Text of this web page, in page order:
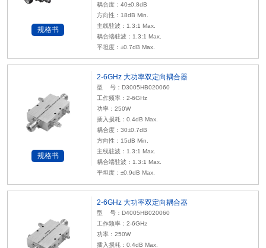
规格书
耦合度：40±0.8dB
方向性：18dB Min.
主线驻波：1.3:1 Max.
耦合端驻波：1.3:1 Max.
平坦度：±0.7dB Max.
规格书
2-6GHz 大功率双定向耦合器
型 号：D3005HB020060
工作频率：2-6GHz
功率：250W
插入损耗：0.4dB Max.
耦合度：30±0.7dB
方向性：15dB Min.
主线驻波：1.3:1 Max.
耦合端驻波：1.3:1 Max.
平坦度：±0.9dB Max.
2-6GHz 大功率双定向耦合器
型 号：D4005HB020060
工作频率：2-6GHz
功率：250W
插入损耗：0.4dB Max.